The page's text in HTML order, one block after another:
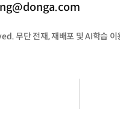
무단 전재, 재배포 및 AI학습 이